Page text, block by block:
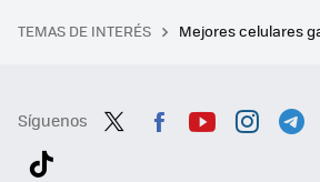
TEMAS DE INTERÉS Mejores celulares
Síguenos